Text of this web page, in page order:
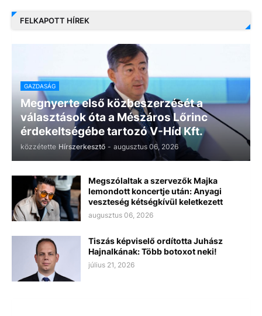
FELKAPOTT HÍREK
GAZDASÁG
Megnyerte első közbeszerzését a
választások óta a Mészáros Lőrinc
érdekeltségébe tartozó V-Híd Kft.
közzétette Hírszerkesztő - augusztus 06, 2026
Megszólaltak a szervezők Majka
lemondott koncertje után: Anyagi
veszteség kétségkívül keletkezett
augusztus 06, 2026
Tiszás képviselő ordította Juhász
Hajnalkának: Több botoxot neki!
július 21, 2026